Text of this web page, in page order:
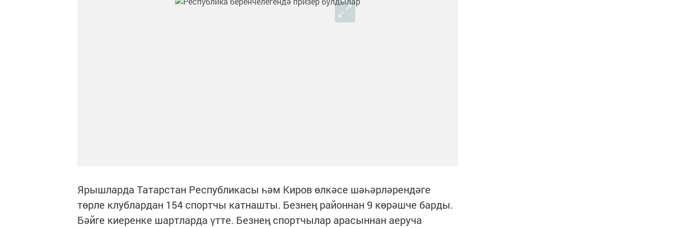
Ярышларда Татарстан Республикасы һәм Киров өлкәсе шәһәрләрендәге
төрле клублардан 154 спортчы катнашты. Безнең районнан 9 көрәшче барды.
Бәйге киеренке шартларда үтте. Безнең спортчылар арасыннан аеруча